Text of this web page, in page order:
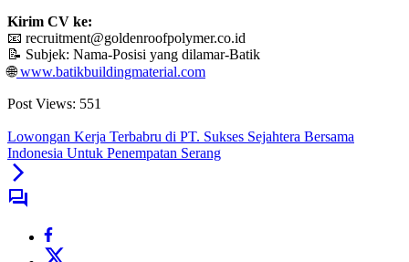
Kirim CV ke:
📧 recruitment@goldenroofpolymer.co.id
📝 Subjek: Nama-Posisi yang dilamar-Batik
🌐www.batikbuildingmaterial.com
Post Views: 551
Lowongan Kerja Terbabru di PT. Sukses Sejahtera Bersama
Indonesia Untuk Penempatan Serang